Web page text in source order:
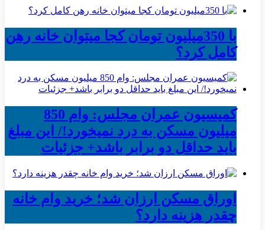
با 350میلیون تومان کجا میتوان خانه رهن
کامل کرد؟
کمیسیون عمران مجلس: وام 850
میلیون مسکن به درد نمیخورد!/ این مبلغ
باید حداقل دو برابر باشد+ جزئیات
اوراق مسکن ارزان شد؛ خرید وام خانه
چقدر هزینه دارد؟